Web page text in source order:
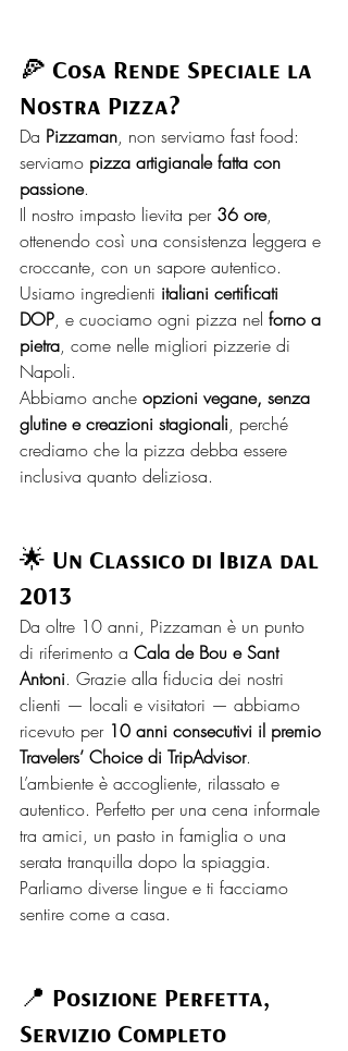
🍕 Cosa Rende Speciale la
Nostra Pizza?
Da Pizzaman, non serviamo fast food:
serviamo pizza artigianale fatta con
passione.
Il nostro impasto lievita per 36 ore,
ottenendo così una consistenza leggera e
croccante, con un sapore autentico.
Usiamo ingredienti italiani certificati
DOP, e cuociamo ogni pizza nel forno a
pietra, come nelle migliori pizzerie di
Napoli.
Abbiamo anche opzioni vegane, senza
glutine e creazioni stagionali, perché
crediamo che la pizza debba essere
inclusiva quanto deliziosa.
🌟 Un Classico di Ibiza dal
2013
Da oltre 10 anni, Pizzaman è un punto
di riferimento a Cala de Bou e Sant
Antoni. Grazie alla fiducia dei nostri
clienti — locali e visitatori — abbiamo
ricevuto per 10 anni consecutivi il premio
Travelers’ Choice di TripAdvisor.
L’ambiente è accogliente, rilassato e
autentico. Perfetto per una cena informale
tra amici, un pasto in famiglia o una
serata tranquilla dopo la spiaggia.
Parliamo diverse lingue e ti facciamo
sentire come a casa.
📍 Posizione Perfetta,
Servizio Completo